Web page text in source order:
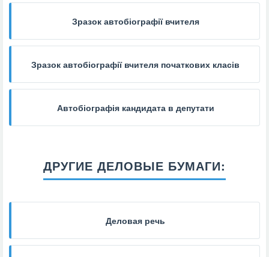
Зразок автобіографії вчителя
Зразок автобіографії вчителя початкових класів
Автобіографія кандидата в депутати
ДРУГИЕ ДЕЛОВЫЕ БУМАГИ:
Деловая речь